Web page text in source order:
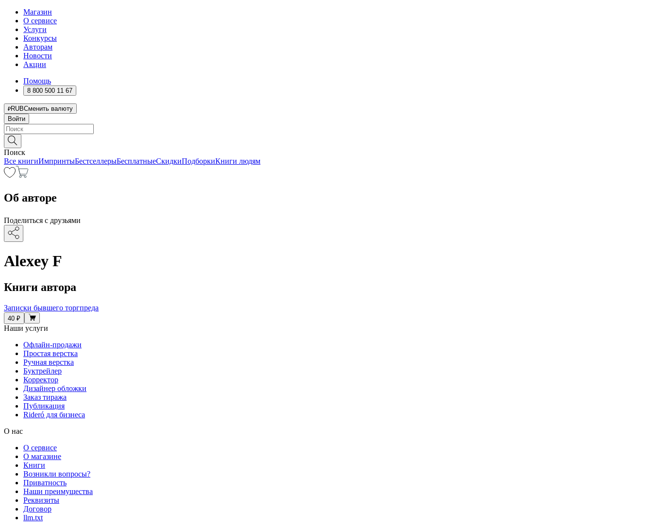
Магазин
О сервисе
Услуги
Конкурсы
Авторам
Новости
Акции
Помощь
8 800 500 11 67
RUBСменить валюту
Войти
Поиск
Все книгиИмпринтыБестселлерыБесплатныеСкидкиПодборкиКниги людям
Об авторе
Поделиться с друзьями
Alexey F
Книги автора
Записки бывшего торгпреда
40 ₽
Наши услуги
Офлайн-продажи
Простая верстка
Ручная верстка
Буктрейлер
Корректор
Дизайнер обложки
Заказ тиража
Публикация
Rideró для бизнеса
О нас
О сервисе
О магазине
Книги
Возникли вопросы?
Приватность
Наши преимущества
Реквизиты
Договор
llm.txt